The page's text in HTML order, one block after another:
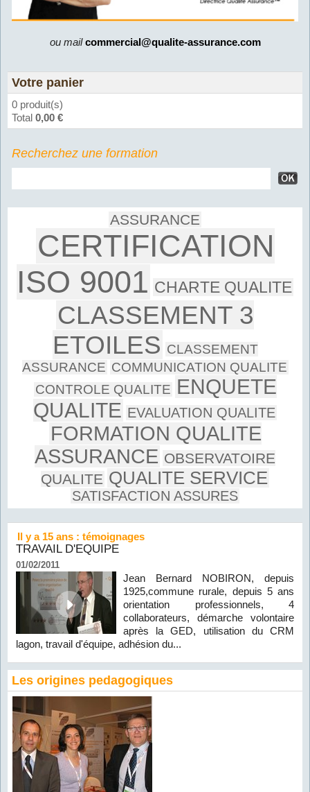
ou mailcommercial@qualite-assurance.com
Votre panier
0 produit(s)
Total 0,00 €
Recherchez une formation
ASSURANCE
CERTIFICATION
ISO 9001 CHARTE QUALITE
CLASSEMENT 3
ETOILES CLASSEMENT
ASSURANCE COMMUNICATION QUALITE
CONTROLE QUALITE ENQUETE
QUALITE EVALUATION QUALITE
FORMATION QUALITE
ASSURANCE OBSERVATOIRE
QUALITE QUALITE SERVICE
SATISFACTION ASSURES
Il y a 15 ans : témoignages
TRAVAIL D'EQUIPE
01/02/2011
Jean Bernard NOBIRON, depuis
1925,commune rurale, depuis 5 ans
orientation professionnels, 4
collaborateurs, démarche volontaire
après la GED, utilisation du CRM
lagon, travail d'équipe, adhésion du...
Les origines pedagogiques